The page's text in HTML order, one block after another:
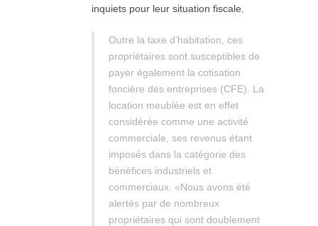
inquiets pour leur situation fiscale.
Outre la taxe d’habitation, ces
propriétaires sont susceptibles de
payer également la cotisation
foncière des entreprises (CFE). La
location meublée est en effet
considérée comme une activité
commerciale, ses revenus étant
imposés dans la catégorie des
bénéfices industriels et
commerciaux. «Nous avons été
alertés par de nombreux
propriétaires qui sont doublement